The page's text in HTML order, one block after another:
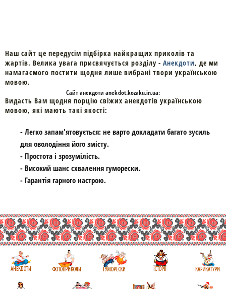
Наш сайт це передусім підбірка найкращих приколів та
жартів. Велика увага присвячується розділу - Анекдоти, де ми
намагаємого постити щодня лише вибрані твори українською
мовою.
Cайтанекдоти anekdot.kozaku.in.ua:
Видасть Вам щодня порцію свіжих анекдотів українською
мовою, які мають такі якості:
- Легко запам'ятовується: не варто докладати багато зусиль
для оволодіння його змісту.
- Простота і зрозумілість.
- Високий шанс схвалення гуморески.
- Гарантія гарного настрою.